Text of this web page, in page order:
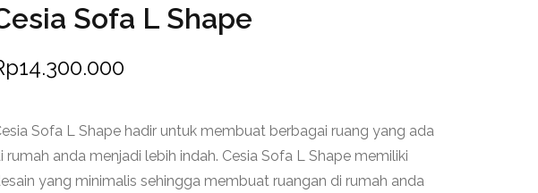
Sofa L Shape
14.300.000
Sofa L Shape hadir untuk membuat berbagai ruang yang ada
rumah anda menjadi lebih indah. Cesia Sofa L Shape memiliki
yang minimalis sehingga membuat ruangan di rumah anda